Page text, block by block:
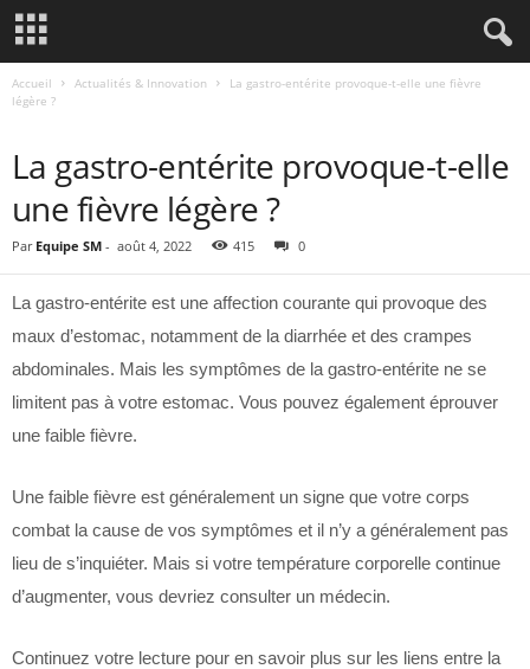
Accueil Actualités & Innovation
La gastro-entérite provoque-t-elle une fièvre
légère ?
La gastro-entérite provoque-t-elle
une fièvre légère ?
Par Equipe SM - août 4, 2022 415 0
La gastro-entérite est une affection courante qui provoque des
maux d’estomac, notamment de la diarrhée et des crampes
abdominales. Mais les symptômes de la gastro-entérite ne se
limitent pas à votre estomac. Vous pouvez également éprouver
une faible fièvre.
Une faible fièvre est généralement un signe que votre corps
combat la cause de vos symptômes et il n’y a généralement pas
lieu de s’inquiéter. Mais si votre température corporelle continue
d’augmenter, vous devriez consulter un médecin.
Continuez votre lecture pour en savoir plus sur les liens entre la